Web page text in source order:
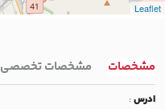
Leaflet
مشخصات مشخصات تخصصی
ادرس: